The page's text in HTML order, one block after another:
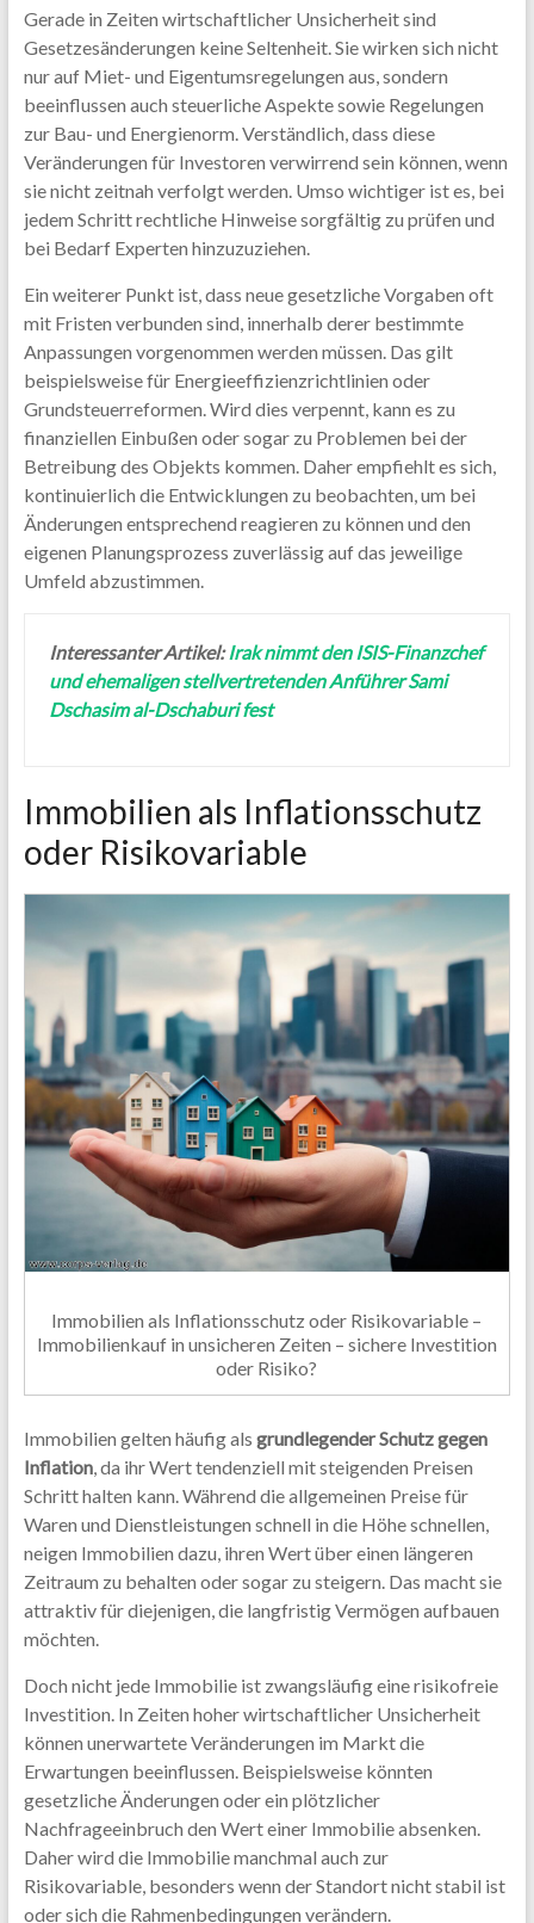
Gerade in Zeiten wirtschaftlicher Unsicherheit sind
Gesetzesänderungen keine Seltenheit. Sie wirken sich nicht
nur auf Miet- und Eigentumsregelungen aus, sondern
beeinflussen auch steuerliche Aspekte sowie Regelungen
zur Bau- und Energienorm. Verständlich, dass diese
Veränderungen für Investoren verwirrend sein können, wenn
sie nicht zeitnah verfolgt werden. Umso wichtiger ist es, bei
jedem Schritt rechtliche Hinweise sorgfältig zu prüfen und
bei Bedarf Experten hinzuzuziehen.
Ein weiterer Punkt ist, dass neue gesetzliche Vorgaben oft
mit Fristen verbunden sind, innerhalb derer bestimmte
Anpassungen vorgenommen werden müssen. Das gilt
beispielsweise für Energieeffizienzrichtlinien oder
Grundsteuerreformen. Wird dies verpennt, kann es zu
finanziellen Einbußen oder sogar zu Problemen bei der
Betreibung des Objekts kommen. Daher empfiehlt es sich,
kontinuierlich die Entwicklungen zu beobachten, um bei
Änderungen entsprechend reagieren zu können und den
eigenen Planungsprozess zuverlässig auf das jeweilige
Umfeld abzustimmen.
Interessanter Artikel:Irak nimmt den ISIS-Finanzchef
und ehemaligen stellvertretenden Anführer Sami
Dschasim al-Dschaburi fest
Immobilien als Inflationsschutz
oder Risikovariable
Immobilien als Inflationsschutz oder Risikovariable –
Immobilienkauf in unsicheren Zeiten – sichere Investition
oder Risiko?
Immobilien gelten häufig als grundlegender Schutz gegen
Inflation, da ihr Wert tendenziell mit steigenden Preisen
Schritt halten kann. Während die allgemeinen Preise für
Waren und Dienstleistungen schnell in die Höhe schnellen,
neigen Immobilien dazu, ihren Wert über einen längeren
Zeitraum zu behalten oder sogar zu steigern. Das macht sie
attraktiv für diejenigen, die langfristig Vermögen aufbauen
möchten.
Doch nicht jede Immobilie ist zwangsläufig eine risikofreie
Investition. In Zeiten hoher wirtschaftlicher Unsicherheit
können unerwartete Veränderungen im Markt die
Erwartungen beeinflussen. Beispielsweise könnten
gesetzliche Änderungen oder ein plötzlicher
Nachfrageeinbruch den Wert einer Immobilie absenken.
Daher wird die Immobilie manchmal auch zur
Risikovariable, besonders wenn der Standort nicht stabil ist
oder sich die Rahmenbedingungen verändern.